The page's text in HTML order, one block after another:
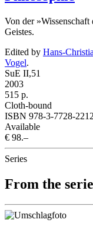
Von der
Geistes.
Edited by Hans-
Vogel.
SuE II,51
2003
515 p.
Cloth-bound
ISBN 978-3-7728-
Available
€ 98.–
Series
From the